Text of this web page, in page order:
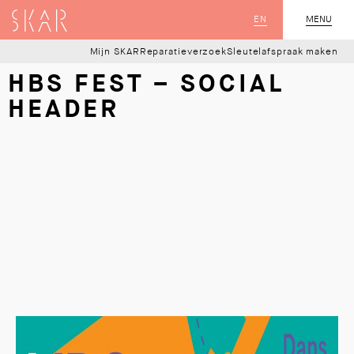
MENU
SLUIT
EN
SKAR
Mijn SKAR ReparatieverzoekSleutelafspraak maken
HBS FEST – SOCIAL
HEADER